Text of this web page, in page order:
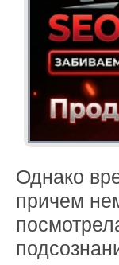
Однако
причем